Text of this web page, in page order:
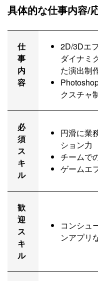
具体的な仕事内容/
仕
事
内
容
2D/3Dエ
ダイナミ
た演出制
クスチャ
必
須
ス
キ
ル
円滑に業
ション力
チームで
ゲームエ
歓
迎
ス
キ
ル
コンシュ
ンアプリ